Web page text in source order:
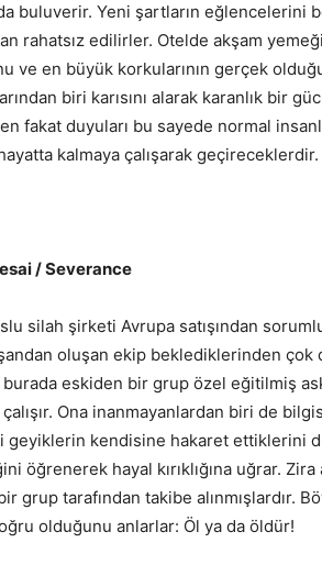
buluverir. Yeni şartların eğlencelerini
rahatsız edilirler. Otelde akşam yemeği
ve en büyük korkularının gerçek
biri karısını alarak karanlık bir
fakat duyuları bu sayede normal
kalmaya çalışarak geçireceklerdir.
/ Severance
silah şirketi Avrupa satışından
oluşan ekip beklediklerinden
eskiden bir grup özel eğitilmiş
Ona inanmayanlardan biri de
geyiklerin kendisine hakaret ettiklerini
öğrenerek hayal kırıklığına uğrar.
grup tarafından takibe alınmışlardır.
olduğunu anlarlar: Öl ya da öldür!